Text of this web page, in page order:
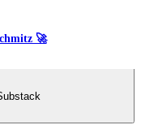
🚀